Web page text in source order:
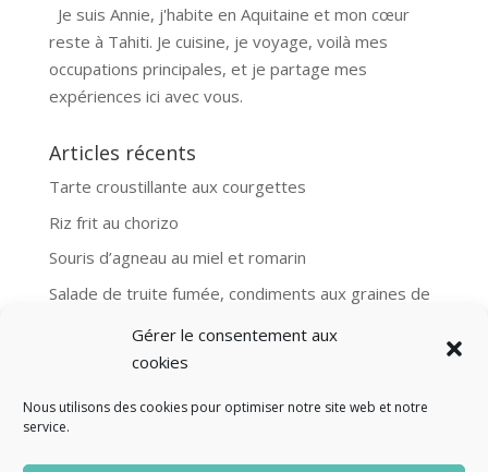
Gérer le consentement aux
cookies
Nous utilisons des cookies pour optimiser notre site web et notre
service.
Je suis Annie, j'habite en Aquitaine et mon cœur
reste à Tahiti. Je cuisine, je voyage, voilà mes
occupations principales, et je partage mes
expériences ici avec vous.
Articles récents
Tarte croustillante aux courgettes
Riz frit au chorizo
Souris d’agneau au miel et romarin
Salade de truite fumée, condiments aux graines de
Aubergines et boulgour, recette Ottolenghi